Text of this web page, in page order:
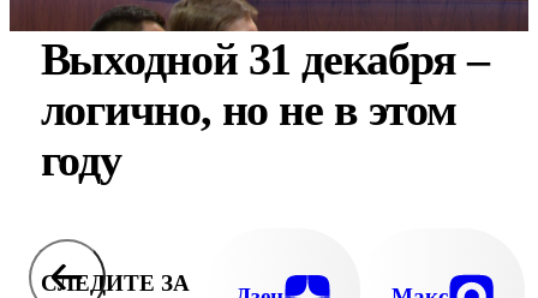
Выходной 31 декабря –
логично, но не в этом
году
СЛЕДИТЕ ЗА